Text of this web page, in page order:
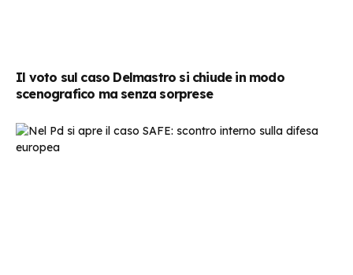
Il voto sul caso Delmastro si chiude in modo
scenografico ma senza sorprese